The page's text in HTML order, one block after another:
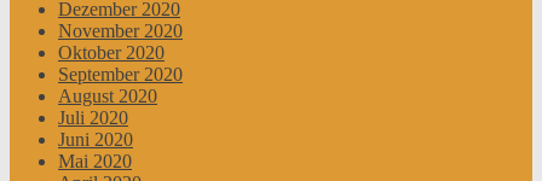
Dezember 2020
November 2020
Oktober 2020
September 2020
August 2020
Juli 2020
Juni 2020
Mai 2020